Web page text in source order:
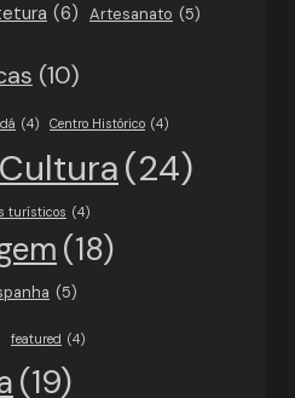
(6) Artesanato (5)
(10)
(4) Centro Histórico (4)
Cultura(24)
turísticos (4)
(18)
(5)
featured (4)
(19)